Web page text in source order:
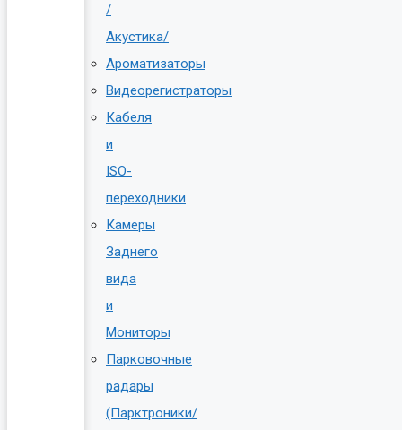
/
Акустика/
Ароматизаторы
Видеорегистраторы
Кабеля
и
ISO-
переходники
Камеры
Заднего
вида
и
Мониторы
Парковочные
радары
(Парктроники/